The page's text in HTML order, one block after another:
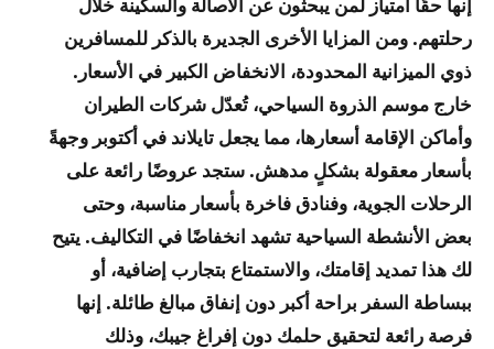
رحلتهم. ومن المزايا الأخرى الجديرة بالذكر للمسافرين
ذوي الميزانية المحدودة، الانخفاض الكبير في الأسعار.
خارج موسم الذروة السياحي، تُعدّل شركات الطيران
وأماكن الإقامة أسعارها، مما يجعل تايلاند في أكتوبر وجهةً
بأسعار معقولة بشكلٍ مدهش. ستجد عروضًا رائعة على
الرحلات الجوية، وفنادق فاخرة بأسعار مناسبة، وحتى
بعض الأنشطة السياحية تشهد انخفاضًا في التكاليف. يتيح
لك هذا تمديد إقامتك، والاستمتاع بتجارب إضافية، أو
ببساطة السفر براحة أكبر دون إنفاق مبالغ طائلة. إنها
فرصة رائعة لتحقيق حلمك دون إفراغ جيبك، وذلك